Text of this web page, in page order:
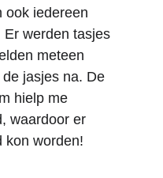
ook iedereen
werden tasjes
meteen
jasjes na. De
hielp me
waardoor er
kon worden!